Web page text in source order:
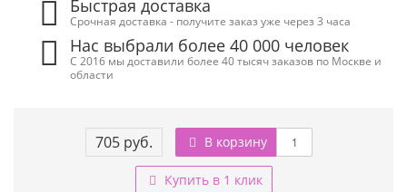
Быстрая доставка
Срочная доставка - получите заказ уже через 3 часа
Нас выбрали более 40 000 человек
С 2016 мы доставили более 40 тысяч заказов по Москве и
области
705 руб. В корзину
Купить в 1 клик